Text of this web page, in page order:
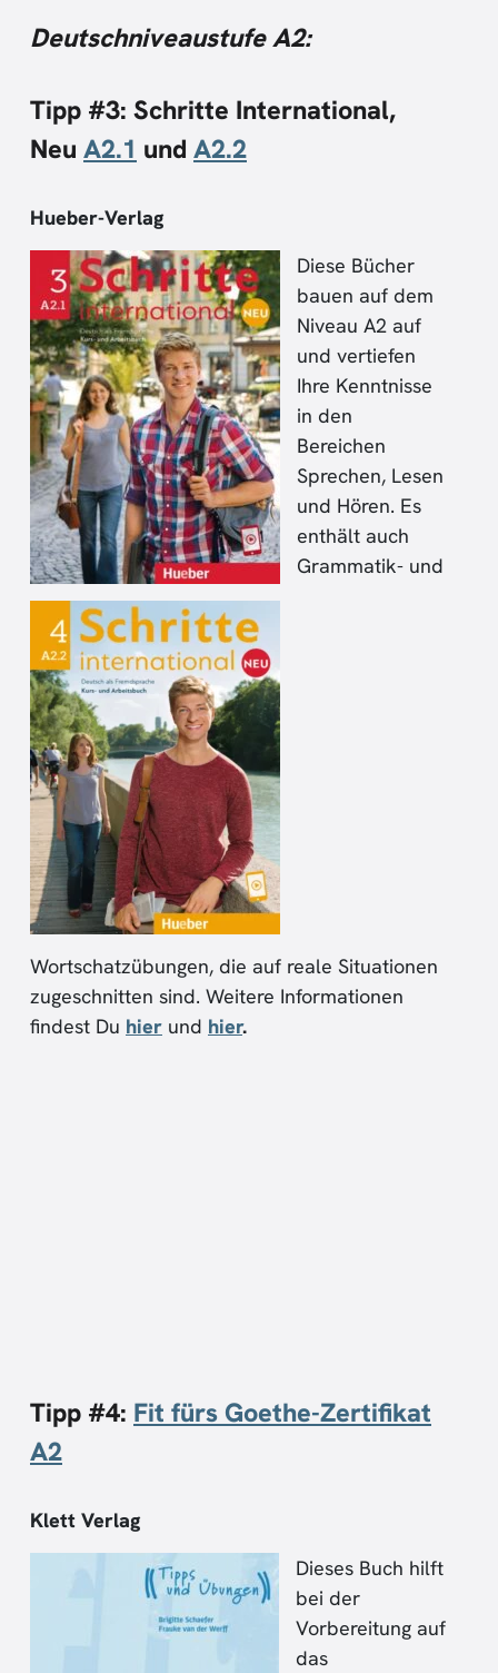
Deutschniveaustufe A2:
Tipp #3: Schritte International,
Neu A2.1 und A2.2
Hueber-Verlag
Diese Bücher
bauen auf dem
Niveau A2 auf
und vertiefen
Ihre Kenntnisse
in den
Bereichen
Sprechen, Lesen
und Hören. Es
enthält auch
Grammatik- und
Wortschatzübungen, die auf reale Situationen
zugeschnitten sind. Weitere Informationen
findest Du hier und hier.
Tipp #4: Fit fürs Goethe-Zertifikat
A2
Klett Verlag
Dieses Buch hilft
bei der
Vorbereitung auf
das